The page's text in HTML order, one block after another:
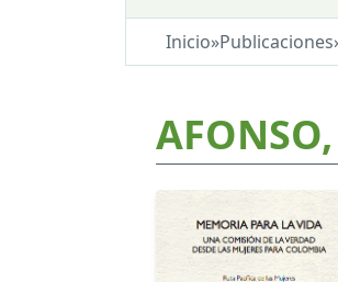
Inicio»Publicaciones